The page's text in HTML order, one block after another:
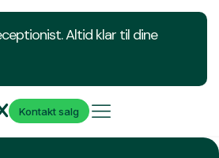
Altid klar til dine
Kontakt salg